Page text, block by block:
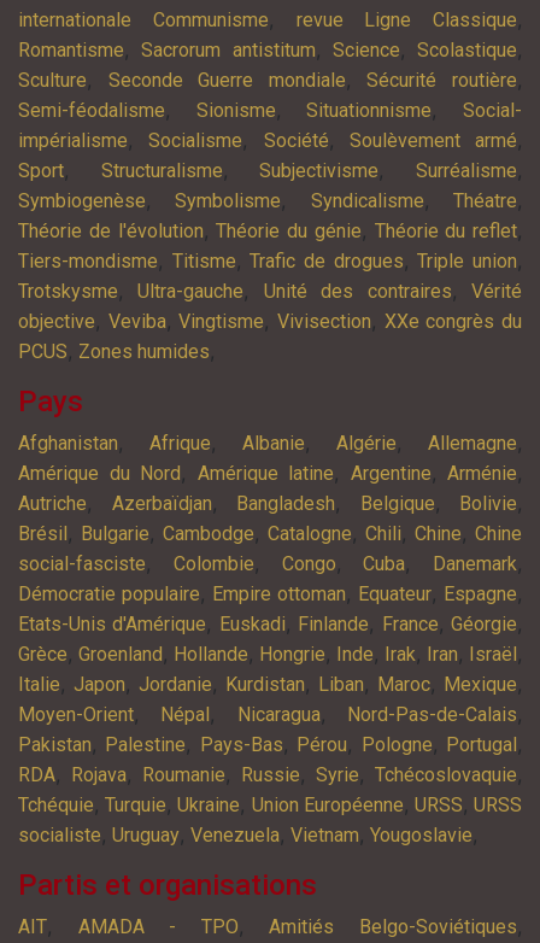
internationale Communisme, revue Ligne Classique,
Romantisme,Sacrorum antistitum, Science, Scolastique,
Sculture, Seconde Guerre mondiale,Sécurité routière,
Semi-féodalisme, Sionisme,Situationnisme,Social-
impérialisme,Socialisme, Société, Soulèvement armé,
Sport, Structuralisme,Subjectivisme,Surréalisme,
Symbiogenèse,Symbolisme, Syndicalisme,Théatre,
Théorie de l'évolution,Théorie du génie, Théorie du reflet,
Tiers-mondisme, Titisme,Trafic de drogues,Triple union,
Trotskysme,Ultra-gauche, Unité des contraires,Vérité
objective, Veviba,Vingtisme,Vivisection, XXe congrès du
PCUS, Zones humides,
Pays
Afghanistan, Afrique, Albanie, Algérie, Allemagne,
Amérique du Nord , Amérique latine, Argentine, Arménie,
Autriche, Azerbaïdjan, Bangladesh, Belgique, Bolivie,
Brésil , Bulgarie, Cambodge, Catalogne, Chili, Chine, Chine
social-fasciste, Colombie, Congo,Cuba, Danemark,
Démocratie populaire, Empire ottoman, Equateur, Espagne,
Etats-Unis d'Amérique, Euskadi, Finlande, France,Géorgie,
Grèce, Groenland , Hollande, Hongrie, Inde, Irak, Iran, Israël ,
Italie, Japon, Jordanie, Kurdistan, Liban, Maroc, Mexique,
Moyen-Orient, Népal , Nicaragua, Nord-Pas-de-Calais,
Pakistan, Palestine, Pays-Bas, Pérou, Pologne, Portugal ,
RDA, Rojava, Roumanie, Russie, Syrie, Tchécoslovaquie,
Tchéquie,Turquie,Ukraine, Union Européenne, URSS,URSS
socialiste, Uruguay, Venezuela, Vietnam, Yougoslavie,
Partis et organisations
AIT, AMADA - TPO,Amitiés Belgo-Soviétiques,